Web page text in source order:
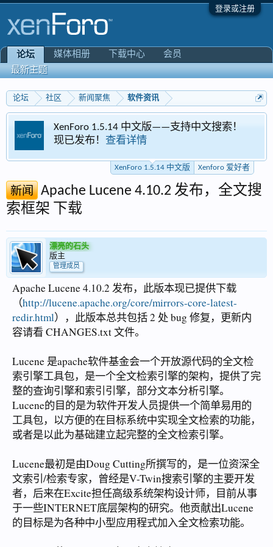
登录或注册
论坛 社区 新闻聚焦 软件资讯
XenForo 1.5.14 中文版——支持中文搜索！
现已发布！ 查看详情
XenForo 1.5.14 中文版 Xenforo 爱好者
新闻
Apache Lucene 4.10.2 发布，全文搜
索框架 下载
漂亮的石头
版主
管理成员
Apache Lucene 4.10.2 发布，此版本现已提供下载
（http://lucene.apache.org/core/mirrors-core-latest-
redir.html），此版本总共包括 2 处 bug 修复，更新内
容请看 CHANGES.txt 文件。
Lucene 是apache软件基金会一个开放源代码的全文检
索引擎工具包，是一个全文检索引擎的架构，提供了完
整的查询引擎和索引引擎，部分文本分析引擎。
Lucene的目的是为软件开发人员提供一个简单易用的
工具包，以方便的在目标系统中实现全文检索的功能，
或者是以此为基础建立起完整的全文检索引擎。
Lucene最初是由Doug Cutting所撰写的，是一位资深全
文索引/检索专家，曾经是V-Twin搜索引擎的主要开发
者，后来在Excite担任高级系统架构设计师，目前从事
于一些INTERNET底层架构的研究。他贡献出Lucene
的目标是为各种中小型应用程式加入全文检索功能。
论坛
最新主题
媒体相册 下载中心 会员